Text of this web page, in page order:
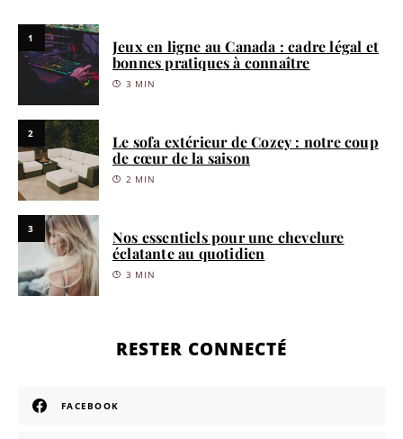
1
Jeux en ligne au Canada : cadre légal et
bonnes pratiques à connaître
3 MIN
2
Le sofa extérieur de Cozey : notre coup
de cœur de la saison
2 MIN
3
Nos essentiels pour une chevelure
éclatante au quotidien
3 MIN
RESTER CONNECTÉ
FACEBOOK